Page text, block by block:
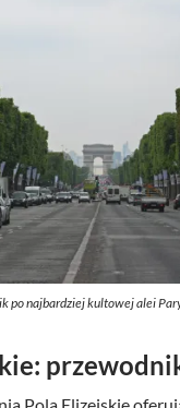
po najbardziej kultowej alei
Pola Elizejskie